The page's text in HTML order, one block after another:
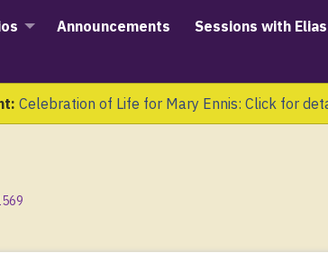
Announcements Sessions with Elias
Celebration of Life for Mary Ennis: Click for